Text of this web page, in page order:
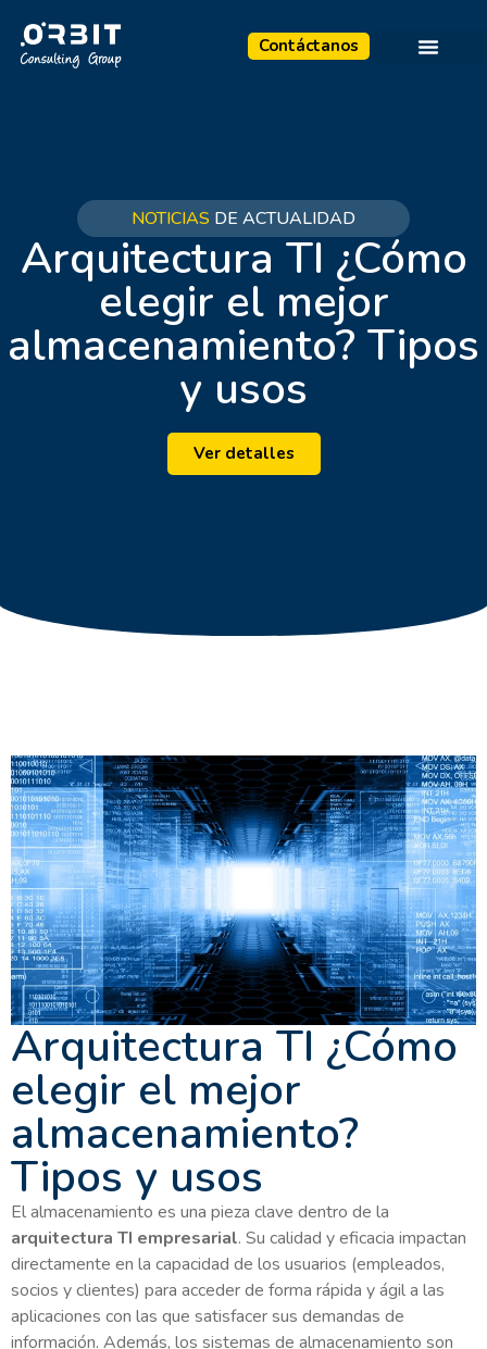
Contáctanos
NOTICIAS DE ACTUALIDAD
Arquitectura TI ¿Cómo
elegir el mejor
almacenamiento? Tipos
y usos
Ver detalles
Arquitectura TI ¿Cómo
elegir el mejor
almacenamiento?
Tipos y usos
El almacenamiento es una pieza clave dentro de la
arquitectura TI empresarial. Su calidad y eficacia impactan
directamente en la capacidad de los usuarios (empleados,
socios y clientes) para acceder de forma rápida y ágil a las
aplicaciones con las que satisfacer sus demandas de
información. Además, los sistemas de almacenamiento son